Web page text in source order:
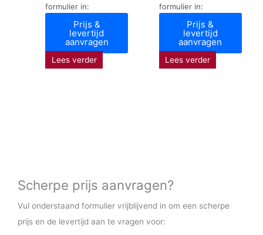
formulier in:
Prijs &
levertijd
aanvragen
Lees verder
formulier in:
Prijs &
levertijd
aanvragen
Lees verder
Scherpe prijs aanvragen?
Vul onderstaand formulier vrijblijvend in om een scherpe
prijs en de levertijd aan te vragen voor: